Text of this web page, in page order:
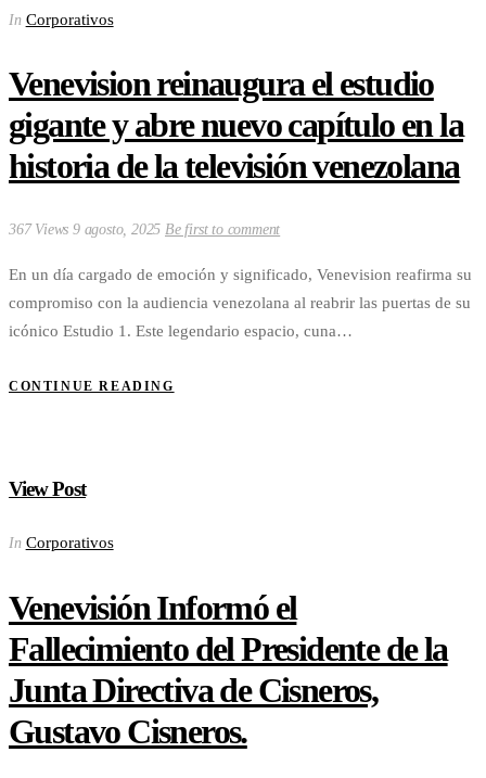
In Corporativos
Venevision reinaugura el estudio
gigante y abre nuevo capítulo en la
historia de la televisión venezolana
367 Views 9 agosto, 2025 Be first to comment
En un día cargado de emoción y significado, Venevision reafirma su
compromiso con la audiencia venezolana al reabrir las puertas de su
icónico Estudio 1. Este legendario espacio, cuna…
CONTINUE READING
View Post
In Corporativos
Venevisión Informó el
Fallecimiento del Presidente de la
Junta Directiva de Cisneros,
Gustavo Cisneros.